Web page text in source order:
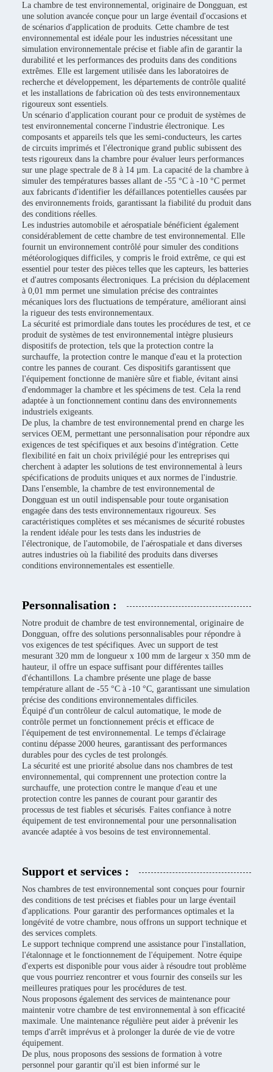
La chambre de test environnemental, originaire de Dongguan, est
une solution avancée conçue pour un large éventail d'occasions et
de scénarios d'application de produits. Cette chambre de test
environnemental est idéale pour les industries nécessitant une
simulation environnementale précise et fiable afin de garantir la
durabilité et les performances des produits dans des conditions
extrêmes. Elle est largement utilisée dans les laboratoires de
recherche et développement, les départements de contrôle qualité
et les installations de fabrication où des tests environnementaux
rigoureux sont essentiels.
Un scénario d'application courant pour ce produit de systèmes de
test environnemental concerne l'industrie électronique. Les
composants et appareils tels que les semi-conducteurs, les cartes
de circuits imprimés et l'électronique grand public subissent des
tests rigoureux dans la chambre pour évaluer leurs performances
sur une plage spectrale de 8 à 14 µm. La capacité de la chambre à
simuler des températures basses allant de -55 °C à -10 °C permet
aux fabricants d'identifier les défaillances potentielles causées par
des environnements froids, garantissant la fiabilité du produit dans
des conditions réelles.
Les industries automobile et aérospatiale bénéficient également
considérablement de cette chambre de test environnemental. Elle
fournit un environnement contrôlé pour simuler des conditions
météorologiques difficiles, y compris le froid extrême, ce qui est
essentiel pour tester des pièces telles que les capteurs, les batteries
et d'autres composants électroniques. La précision du déplacement
à 0,01 mm permet une simulation précise des contraintes
mécaniques lors des fluctuations de température, améliorant ainsi
la rigueur des tests environnementaux.
La sécurité est primordiale dans toutes les procédures de test, et ce
produit de systèmes de test environnemental intègre plusieurs
dispositifs de protection, tels que la protection contre la
surchauffe, la protection contre le manque d'eau et la protection
contre les pannes de courant. Ces dispositifs garantissent que
l'équipement fonctionne de manière sûre et fiable, évitant ainsi
d'endommager la chambre et les spécimens de test. Cela la rend
adaptée à un fonctionnement continu dans des environnements
industriels exigeants.
De plus, la chambre de test environnemental prend en charge les
services OEM, permettant une personnalisation pour répondre aux
exigences de test spécifiques et aux besoins d'intégration. Cette
flexibilité en fait un choix privilégié pour les entreprises qui
cherchent à adapter les solutions de test environnemental à leurs
spécifications de produits uniques et aux normes de l'industrie.
Dans l'ensemble, la chambre de test environnemental de
Dongguan est un outil indispensable pour toute organisation
engagée dans des tests environnementaux rigoureux. Ses
caractéristiques complètes et ses mécanismes de sécurité robustes
la rendent idéale pour les tests dans les industries de
l'électronique, de l'automobile, de l'aérospatiale et dans diverses
autres industries où la fiabilité des produits dans diverses
conditions environnementales est essentielle.
Personnalisation :
Notre produit de chambre de test environnemental, originaire de
Dongguan, offre des solutions personnalisables pour répondre à
vos exigences de test spécifiques. Avec un support de test
mesurant 320 mm de longueur x 100 mm de largeur x 350 mm de
hauteur, il offre un espace suffisant pour différentes tailles
d'échantillons. La chambre présente une plage de basse
température allant de -55 °C à -10 °C, garantissant une simulation
précise des conditions environnementales difficiles.
Équipé d'un contrôleur de calcul automatique, le mode de
contrôle permet un fonctionnement précis et efficace de
l'équipement de test environnemental. Le temps d'éclairage
continu dépasse 2000 heures, garantissant des performances
durables pour des cycles de test prolongés.
La sécurité est une priorité absolue dans nos chambres de test
environnemental, qui comprennent une protection contre la
surchauffe, une protection contre le manque d'eau et une
protection contre les pannes de courant pour garantir des
processus de test fiables et sécurisés. Faites confiance à notre
équipement de test environnemental pour une personnalisation
avancée adaptée à vos besoins de test environnemental.
Support et services :
Nos chambres de test environnemental sont conçues pour fournir
des conditions de test précises et fiables pour un large éventail
d'applications. Pour garantir des performances optimales et la
longévité de votre chambre, nous offrons un support technique et
des services complets.
Le support technique comprend une assistance pour l'installation,
l'étalonnage et le fonctionnement de l'équipement. Notre équipe
d'experts est disponible pour vous aider à résoudre tout problème
que vous pourriez rencontrer et vous fournir des conseils sur les
meilleures pratiques pour les procédures de test.
Nous proposons également des services de maintenance pour
maintenir votre chambre de test environnemental à son efficacité
maximale. Une maintenance régulière peut aider à prévenir les
temps d'arrêt imprévus et à prolonger la durée de vie de votre
équipement.
De plus, nous proposons des sessions de formation à votre
personnel pour garantir qu'il est bien informé sur le